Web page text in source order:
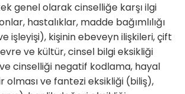
genel olarak cinselliğe karşı ilgi
hastalıklar, madde bağımlılığı
işleyişi), kişinin ebeveyn ilişkileri, çift
ve kültür, cinsel bilgi eksikliği
cinselliği negatif kodlama, hayal
olması ve fantezi eksikliği (biliş),